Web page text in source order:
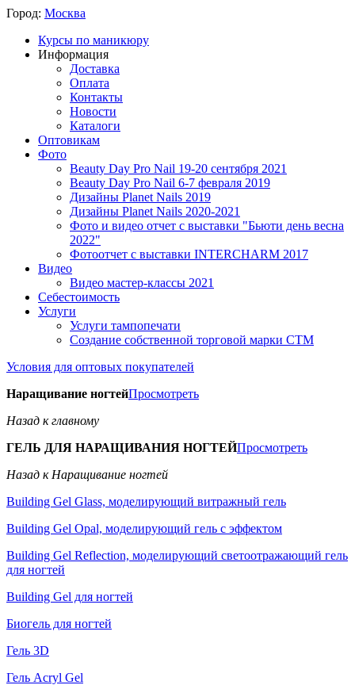
Город: Москва
Курсы по маникюру
Информация
Доставка
Оплата
Контакты
Новости
Каталоги
Оптовикам
Фото
Beauty Day Pro Nail 19-20 сентября 2021
Beauty Day Pro Nail 6-7 февраля 2019
Дизайны Planet Nails 2019
Дизайны Planet Nails 2020-2021
Фото и видео отчет с выставки "Бьюти день весна
2022"
Фотоотчет с выставки INTERCHARM 2017
Видео
Видео мастер-классы 2021
Себестоимость
Услуги
Услуги тампопечати
Создание собственной торговой марки СТМ
Условия для оптовых покупателей
Наращивание ногтейПросмотреть
Назад к главному
ГЕЛЬ ДЛЯ НАРАЩИВАНИЯ НОГТЕЙПросмотреть
Назад к Наращивание ногтей
Building Gel Glass, моделирующий витражный гель
Building Gel Opal, моделирующий гель с эффектом
Building Gel Reflection, моделирующий светоотражающий гель
для ногтей
Building Gel для ногтей
Биогель для ногтей
Гель 3D
Гель Acryl Gel